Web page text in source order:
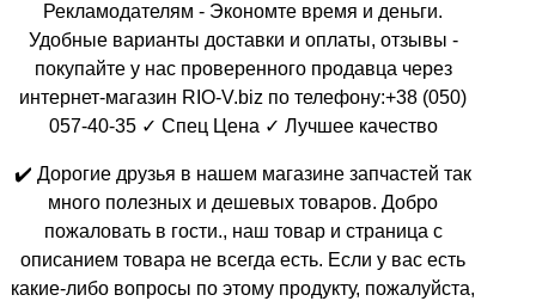
Рекламодателям - Экономте время и деньги.
Удобные варианты доставки и оплаты, отзывы -
покупайте у нас проверенного продавца через
интернет-магазин RIO-V.biz по телефону:+38 (050)
057-40-35 ✓ Спец Цена ✓ Лучшее качество
✔️ Дорогие друзья в нашем магазине запчастей так
много полезных и дешевых товаров. Добро
пожаловать в гости., наш товар и страница с
описанием товара не всегда есть. Если у вас есть
какие-либо вопросы по этому продукту, пожалуйста,